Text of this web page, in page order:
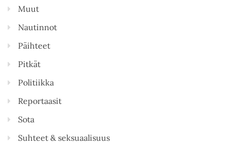
Muut
Nautinnot
Päihteet
Pitkät
Politiikka
Reportaasit
Sota
Suhteet & seksuaalisuus